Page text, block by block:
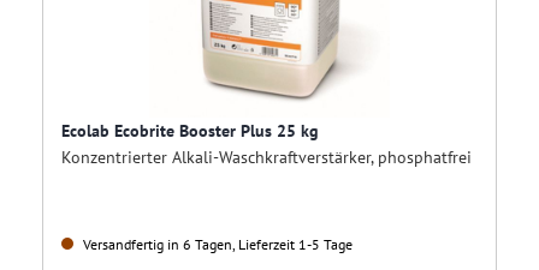
Ecolab Ecobrite Booster Plus 25 kg
Konzentrierter Alkali-Waschkraftverstärker, phosphatfrei
Versandfertig in 6 Tagen, Lieferzeit 1-5 Tage